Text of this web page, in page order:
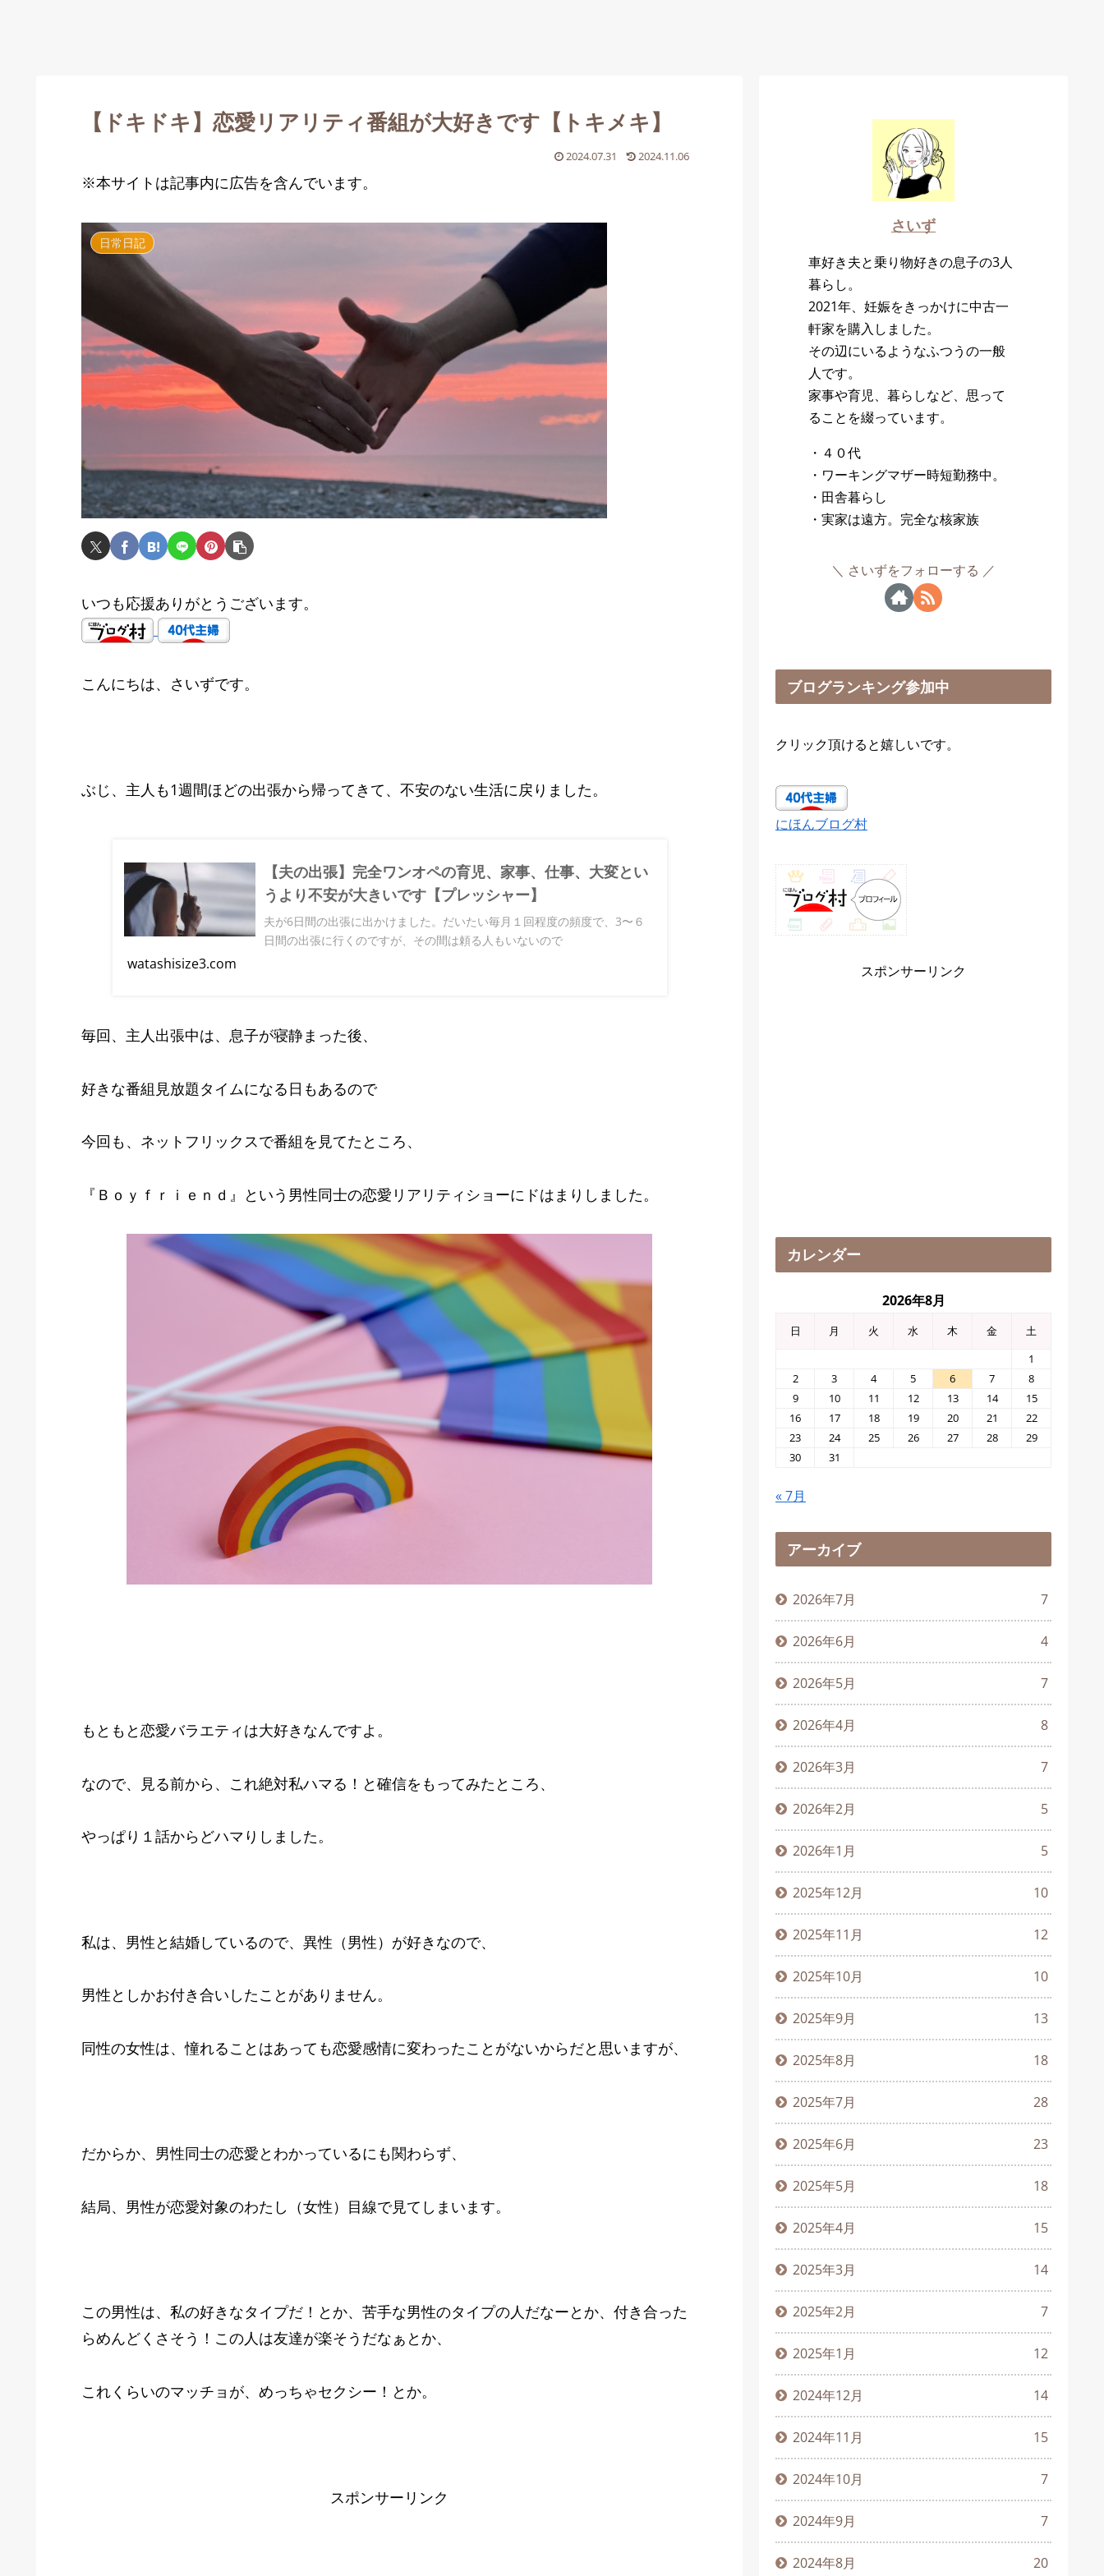
【ドキドキ】恋愛リアリティ番組が大好きです【トキメキ】
2024.07.31 2024.11.06
※本サイトは記事内に広告を含んでいます。
日常日記
いつも応援ありがとうございます。
こんにちは、さいずです。
ぶじ、主人も1週間ほどの出張から帰ってきて、不安のない生活に戻りました。
【夫の出張】完全ワンオペの育児、家事、仕事、大変とい
うより不安が大きいです【プレッシャー】
夫が6日間の出張に出かけました。だいたい毎月１回程度の頻度で、3〜６
日間の出張に行くのですが、その間は頼る人もいないので
watashisize3.com
毎回、主人出張中は、息子が寝静まった後、
好きな番組見放題タイムになる日もあるので
今回も、ネットフリックスで番組を見てたところ、
『Ｂｏｙｆｒｉｅｎｄ』という男性同士の恋愛リアリティショーにドはまりしました。
もともと恋愛バラエティは大好きなんですよ。
なので、見る前から、これ絶対私ハマる！と確信をもってみたところ、
やっぱり１話からどハマりしました。
私は、男性と結婚しているので、異性（男性）が好きなので、
男性としかお付き合いしたことがありません。
同性の女性は、憧れることはあっても恋愛感情に変わったことがないからだと思いますが、
だからか、男性同士の恋愛とわかっているにも関わらず、
結局、男性が恋愛対象のわたし（女性）目線で見てしまいます。
この男性は、私の好きなタイプだ！とか、苦手な男性のタイプの人だなーとか、付き合った
らめんどくさそう！この人は友達が楽そうだなぁとか、
これくらいのマッチョが、めっちゃセクシー！とか。
スポンサーリンク
さいず
車好き夫と乗り物好きの息子の3人
暮らし。
2021年、妊娠をきっかけに中古一
軒家を購入しました。
その辺にいるようなふつうの一般
人です。
家事や育児、暮らしなど、思って
ることを綴っています。
・４０代
・ワーキングマザー時短勤務中。
・田舎暮らし
・実家は遠方。完全な核家族
さいずをフォローする
ブログランキング参加中
クリック頂けると嬉しいです。
にほんブログ村
スポンサーリンク
カレンダー
2026年8月
日 月 火 水 木 金
土
1
2
3 4 5 6 7
8
9
10 11 12 13 14
15
16
17 18 19 20 21
22
23
24 25 26 27 28
29
30
31
« 7月
アーカイブ
2026年7月 7
2026年6月 4
2026年5月 7
2026年4月 8
2026年3月 7
2026年2月 5
2026年1月 5
2025年12月 10
2025年11月 12
2025年10月 10
2025年9月 13
2025年8月 18
2025年7月 28
2025年6月 23
2025年5月 18
2025年4月 15
2025年3月 14
2025年2月 7
2025年1月 12
2024年12月 14
2024年11月 15
2024年10月 7
2024年9月 7
2024年8月 20